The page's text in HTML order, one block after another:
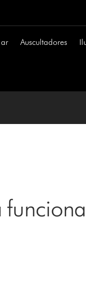
Auscultadores